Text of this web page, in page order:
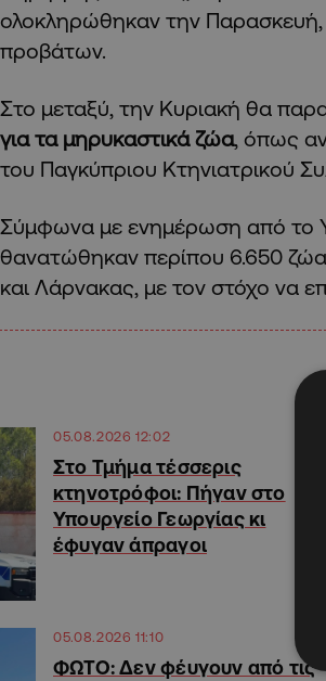
ολοκληρώθηκαν την
προβάτων.
Στο μεταξύ, την Κυριακή θα
για τα μηρυκαστικά ζώα, όπως
του Παγκύπριου Κτηνιατρικού
Σύμφωνα με ενημέρωση από το
θανατώθηκαν περίπου 6.650
και Λάρνακας, με τον στόχο να
05.08.2026 12:02
Στο Τμήμα τέσσερις
κτηνοτρόφοι: Πήγαν στο
Υπουργείο Γεωργίας κι
έφυγαν άπραγοι
05.08.2026 11:10
ΦΩΤΟ: Δεν φέυγουν από τις